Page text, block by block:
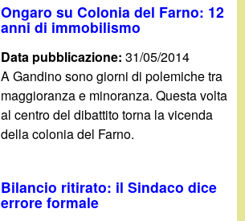
Ongaro su Colonia del Farno: 12
anni di immobilismo
Data pubblicazione:31/05/2014
A Gandino sono giorni di polemiche tra
maggioranza e minoranza. Questa volta
al centro del dibattito torna la vicenda
della colonia del Farno.
Bilancio ritirato: il Sindaco dice
errore formale